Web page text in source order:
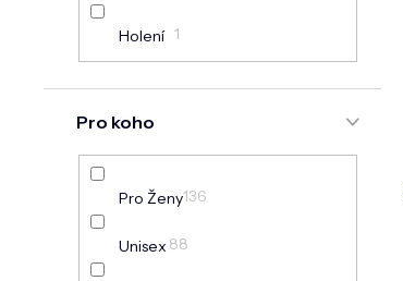
Holení 1
Pro koho
Pro Ženy136
Unisex 88